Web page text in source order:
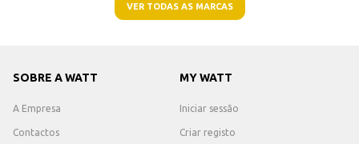
VER TODAS AS MARCAS
SOBRE A WATT
A Empresa
Contactos
MY WATT
Iniciar sessão
Criar registo